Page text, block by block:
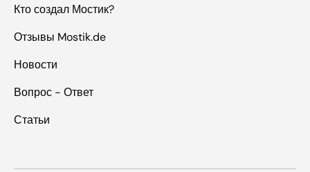
Кто создал Мостик?
Отзывы Mostik.de
Новости
Вопрос - Ответ
Статьи